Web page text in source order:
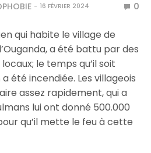
16 FÉVRIER 2024 0
qui habite le village de
a été battu par des
le temps qu’il soit
été incendiée. Les villageois
assez rapidement, qui a
lui ont donné 500.000
qu’il mette le feu à cette